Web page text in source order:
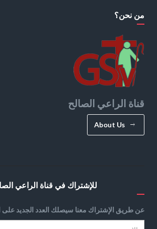
من نحن؟
قناة الراعي الصالح
About Us
للإشتراك في قناة الراعي
عن طريق الإشتراك معنا سيصلك العدد الجديد على